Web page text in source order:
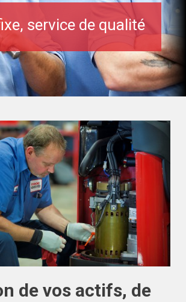
service de qualité
de vos actifs, de